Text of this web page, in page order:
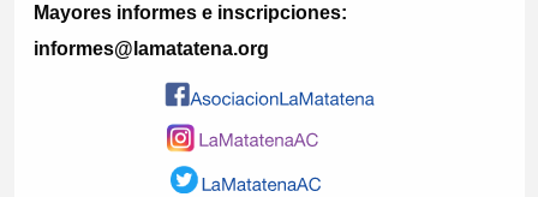
Mayores informes e inscripciones:
informes@lamatatena.org